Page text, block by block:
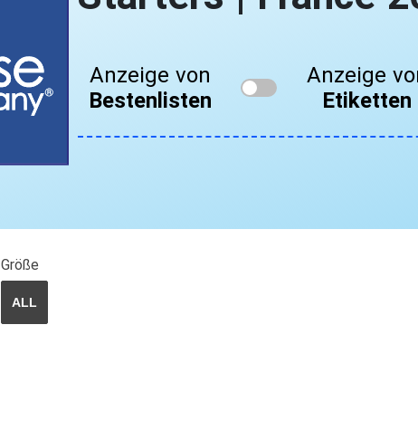
Anzeige von
Bestenlisten
Anzeige
Etiketten
Größe
ALL